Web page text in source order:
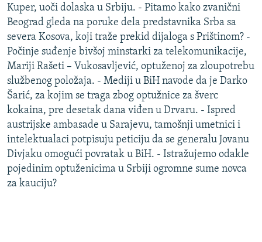
MOJA EVROPA
TRI DECENIJE OD RATA U BIH
SVE KARTE DEJTONA
NASTANAK I RASPAD JUGOSLAVIJE
Kuper, uoči dolaska u Srbiju. - Pitamo kako zvanični
Beograd gleda na poruke dela predstavnika Srba sa
severa Kosova, koji traže prekid dijaloga s Prištinom? -
Počinje suđenje bivšoj minstarki za telekomunikacije,
Mariji Rašeti – Vukosavljević, optuženoj za zloupotrebu
službenog položaja. - Mediji u BiH navode da je Darko
Šarić, za kojim se traga zbog optužnice za šverc
kokaina, pre desetak dana viđen u Drvaru. - Ispred
austrijske ambasade u Sarajevu, tamošnji umetnici i
intelektualaci potpisuju peticiju da se generalu Jovanu
Divjaku omogući povratak u BiH. - Istražujemo odakle
pojedinim optuženicima u Srbiji ogromne sume novca
za kauciju?